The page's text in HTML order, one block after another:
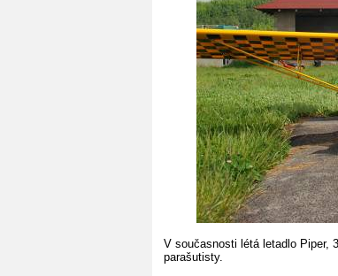
V současnosti létá letadlo Piper,
parašutisty.